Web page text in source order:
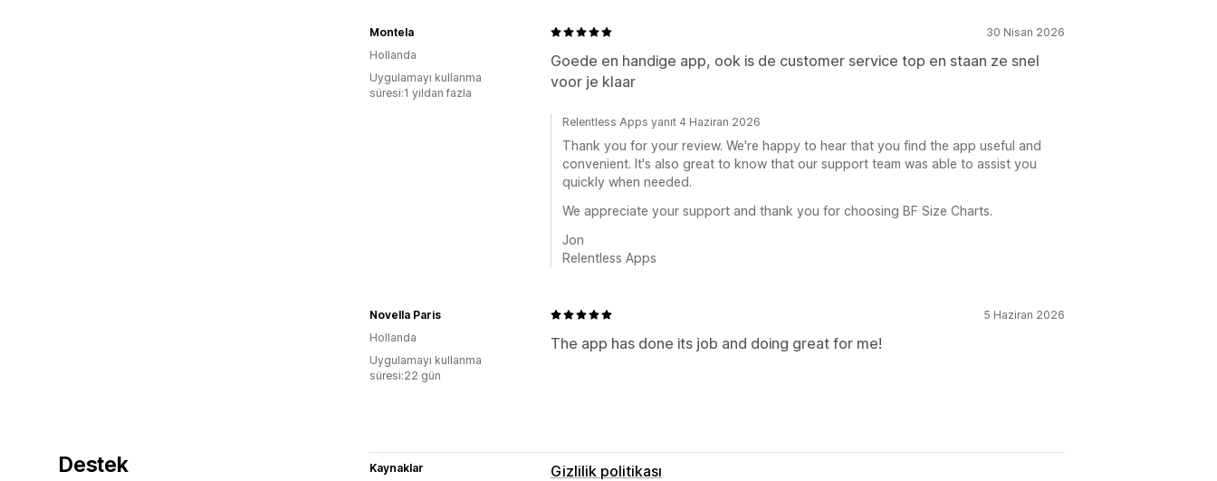
30 Nisan 2026
Goede en handige app, ook is de customer service top en staan ze snel
voor je klaar
Montela
Hollanda
Uygulamayı kullanma
süresi:1 yıldan fazla
Relentless Apps yanıt 4 Haziran 2026
Thank you for your review. We're happy to hear that you find the app useful and
convenient. It's also great to know that our support team was able to assist you
quickly when needed.
We appreciate your support and thank you for choosing BF Size Charts.
Jon
Relentless Apps
5 Haziran 2026
The app has done its job and doing great for me!
Novella Paris
Hollanda
Uygulamayı kullanma
süresi:22 gün
Destek Kaynaklar
Gizlilik politikası